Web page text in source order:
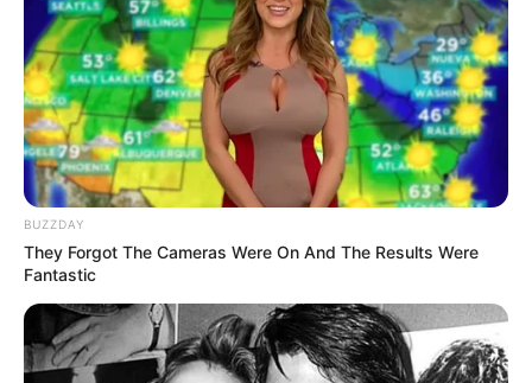
They're Unbearable! 9 Movie Characters You
Probably Remember
BRAINBERRIES
BUZZDAY
They Forgot The Cameras Were On And The Results Were
Fantastic